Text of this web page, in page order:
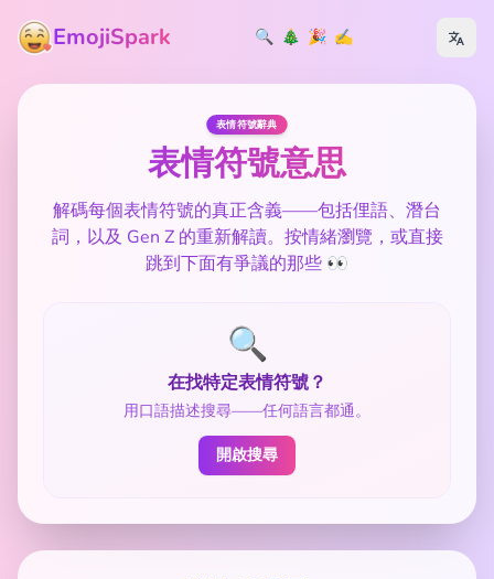
EmojiSpark 🔍 🎄 🎉 ✍️
表情符號辭典
表情符號意思
解碼每個表情符號的真正含義——包括俚語、潛台
詞，以及 Gen Z 的重新解讀。按情緒瀏覽，或直接
跳到下面有爭議的那些 👀
🔍
在找特定表情符號？
用口語描述搜尋——任何語言都通。
開啟搜尋